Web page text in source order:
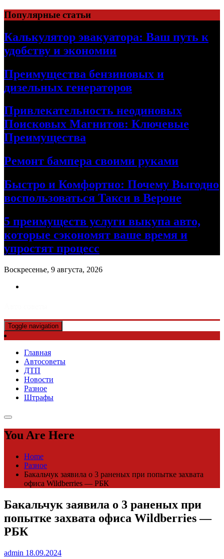
Skip
to
content
Популярные статьи
Калькулятор эвакуатора: Ваш путь к
удобству и экономии
Преимущества бензиновых и
дизельных генераторов
Привлекательность неодиновых
Поисковых Магнитов: Ключевые
Преимущества
Ремонт бампера своими руками
Быстро и Комфортно: Почему Выгодно
воспользоваться Такси в Вероне
5 преимуществ услуги выкупа авто,
которые сэкономят ваше время и
упростят процесс
Воскресенье, 9 августа, 2026
Toggle navigation
Главная
Автосоветы
ДТП
Новости
Разное
Штрафы
You Are Here
Home
Разное
Бакальчук заявила о 3 раненых при попытке захвата
офиса Wildberries — РБК
Бакальчук заявила о 3 раненых при
попытке захвата офиса Wildberries —
РБК
admin 18.09.2024